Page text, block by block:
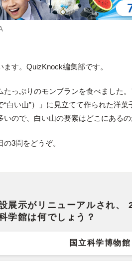
ます。QuizKnock編集部です。
たっぷりのモンブランを食べました
“白い山”）」に見立てて作られた洋
いので、白い山の要素はどこにある
3問をどうぞ。
展示がリニューアルされ、
学館は何でしょう？
国立科学博物館